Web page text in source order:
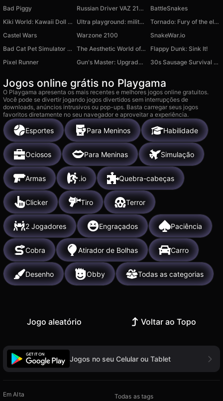
Bad Piggy Russian Driver VAZ 2108
BattleSnakes
Kiki World: Kawaii Doll Decor
Ultra playground: military mod
Tornado: Fury of the elements
Castel Wars
Warzone 2100
SnakeWar.io
Bad Cat Pet Simulator 3D
The Aesthetic World of Obby
Flappy Dunk: Sink It!
Pixel Runner
Gun's Master: Upgrade Weapon! 30s Sausage Survival Master
Jogos online grátis no Playgama
O Playgama apresenta os mais recentes e melhores jogos online gratuitos.
Você pode se divertir jogando jogos divertidos sem interrupções de
downloads, anúncios intrusivos ou pop-ups. Basta carregar seus jogos
favoritos diretamente no seu navegador e aproveitar a experiência.
Esportes Para Meninos Habilidade
Ociosos Para Meninas Simulação
Armas .io Quebra-cabeças
Clicker Tiro Terror
2 Jogadores Engraçados Paciência
Cobra Atirador de Bolhas Carro
Desenho Obby Todas as categorias
Jogo aleatório Voltar ao Topo
Jogos no seu Celular ou Tablet
Em Alta
Todas as tags